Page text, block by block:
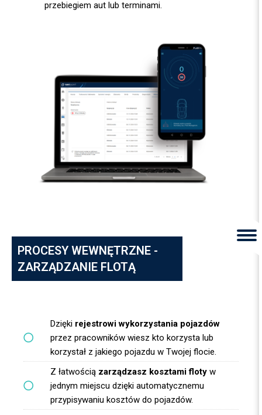
przebiegiem aut lub terminami.
PROCESY WEWNĘTRZNE -
ZARZĄDZANIE FLOTĄ
Dzięki rejestrowi wykorzystania pojazdów
przez pracowników wiesz kto korzysta lub
korzystał z jakiego pojazdu w Twojej flocie.
Z łatwością zarządzasz kosztami floty w
jednym miejscu dzięki automatycznemu
przypisywaniu kosztów do pojazdów.